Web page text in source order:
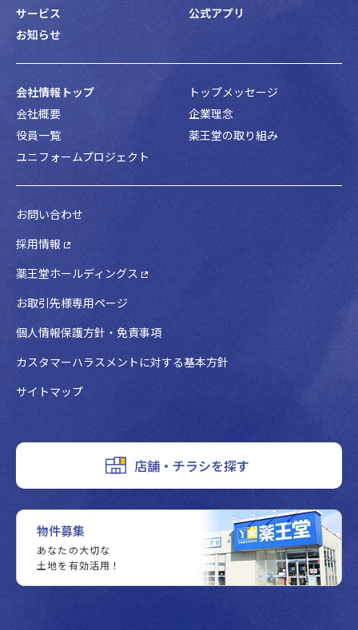
サービス
公式アプリ
お知らせ
会社情報トップ
トップメッセージ
会社概要
企業理念
役員一覧
薬王堂の取り組み
ユニフォームプロジェクト
お問い合わせ
採用情報
薬王堂ホールディングス
お取引先様専用ページ
個人情報保護方針・免責事項
カスタマーハラスメントに対する基本方針
サイトマップ
店舗・チラシを探す
物件募集
あなたの大切な
土地を有効活用！